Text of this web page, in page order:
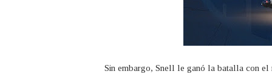
Sin embargo, Snell le ganó la batalla con el